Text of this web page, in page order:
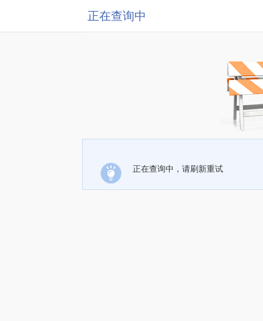
正在查询中
正在查询中，请刷新重试